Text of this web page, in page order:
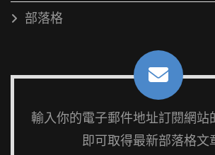
部落格
輸入你的電子郵件地址訂閱網站
即可取得最新部落格文